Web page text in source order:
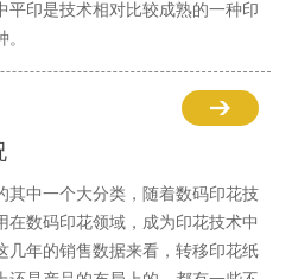
平印是技术相对比较成熟的一种印
其中一个大分类，随着数码印花技
在数码印花领域，成为印花技术中
几年的销售数据来看，转移印花纸